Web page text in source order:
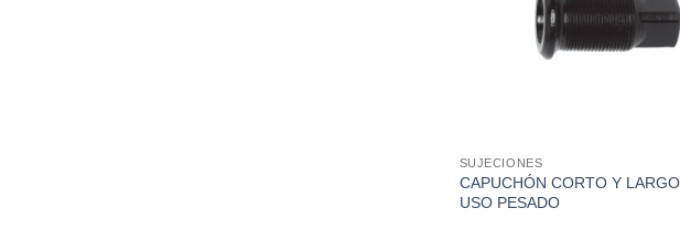
SUJECIONES
CAPUCHÓN CORTO Y
USO PESADO